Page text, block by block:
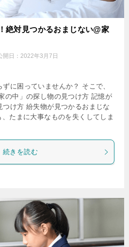
絶対見つかるおまじない@家
開日： 2022年3月7日
に困っていませんか？ そこで、
の中」の探し物の見つけ方 記憶が
つけ方 紛失物が見つかるおまじな
たまに大事なものを失くしてしま
続きを読む